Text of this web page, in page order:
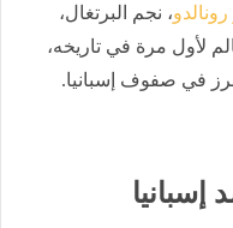
، نجم البرتغال،
لأول مرة في تاريخه،
في صفوف إسبانيا.
إسبانيا